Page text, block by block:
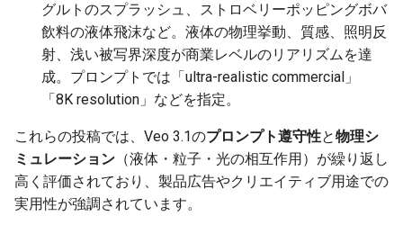
2026-06-22
2026-06-21
2026-06-19
2026-06-18
2025-12-07
2025-12-06
2025-12-04
2025-12-03
2026-06-22
2026-06-21
2026-06-19
2026-06-18
2025-12-07
2025-12-06
2025-12-04
2025-12-03
2026-01-25
2026-01-18
2026-01-04
2026-01-25
2026-01-18
2026-01-04
2026-06-20
2026-06-19
2026-06-17
2026-06-16
2025-12-07
2025-12-06
2025-12-04
2025-12-03
2026-01-25
2026-01-18
2026-01-04
2026-01-18
2026-01-13
2025-12-07
2025-12-06
2025-12-05
2025-12-04
2025-12-03
2026-01-25
2026-01-18
2026-01-04
2026-06-22
2026-06-21
2026-06-19
2026-06-18
2026-06-17
2026-06-16
2026-06-14
2026-06-13
グルトのスプラッシュ、ストロベリーポッピングボバ
飲料の液体飛沫など。液体の物理挙動、質感、照明反
射、浅い被写界深度が商業レベルのリアリズムを達
成。プロンプトでは「ultra-realistic commercial」
「8K resolution」などを指定。
これらの投稿では、Veo 3.1のプロンプト遵守性と物理シ
ミュレーション （液体・粒子・光の相互作用）が繰り返し
高く評価されており、製品広告やクリエイティブ用途での
実用性が強調されています。